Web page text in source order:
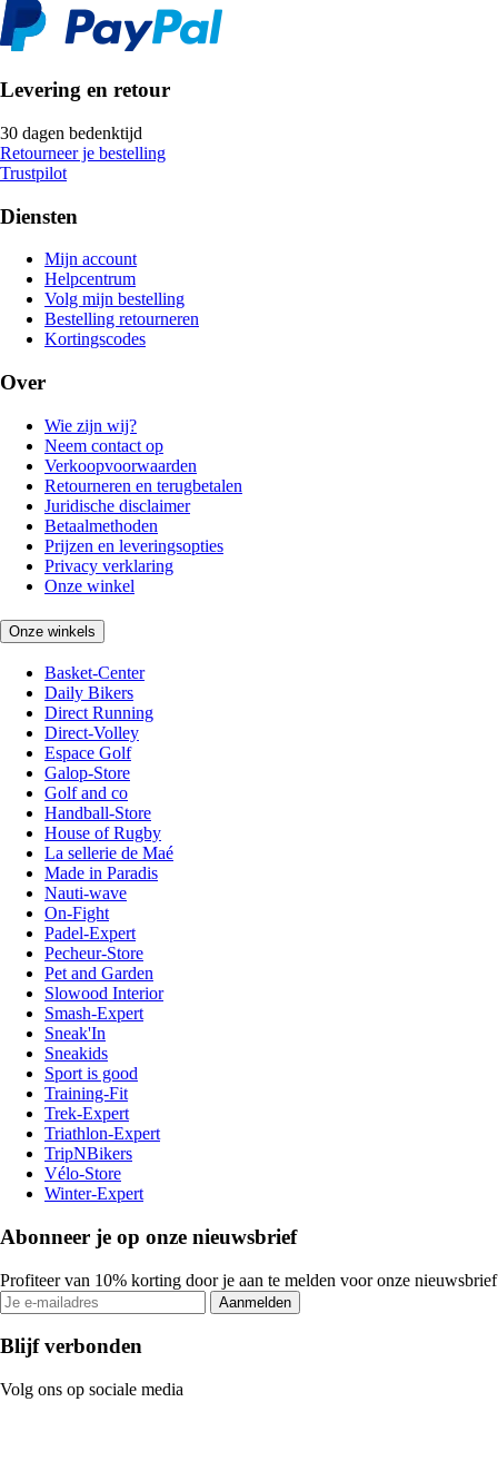
Levering en retour
30 dagen bedenktijd
Retourneer je bestelling
Trustpilot
Diensten
Mijn account
Helpcentrum
Volg mijn bestelling
Bestelling retourneren
Kortingscodes
Over
Wie zijn wij?
Neem contact op
Verkoopvoorwaarden
Retourneren en terugbetalen
Juridische disclaimer
Betaalmethoden
Prijzen en leveringsopties
Privacy verklaring
Onze winkel
Onze winkels
Basket-Center
Daily Bikers
Direct Running
Direct-Volley
Espace Golf
Galop-Store
Golf and co
Handball-Store
House of Rugby
La sellerie de Maé
Made in Paradis
Nauti-wave
On-Fight
Padel-Expert
Pecheur-Store
Pet and Garden
Slowood Interior
Smash-Expert
Sneak'In
Sneakids
Sport is good
Training-Fit
Trek-Expert
Triathlon-Expert
TripNBikers
Vélo-Store
Winter-Expert
Abonneer je op onze nieuwsbrief
Profiteer van 10% korting door je aan te melden voor onze nieuwsbrief
Aanmelden
Blijf verbonden
Volg ons op sociale media